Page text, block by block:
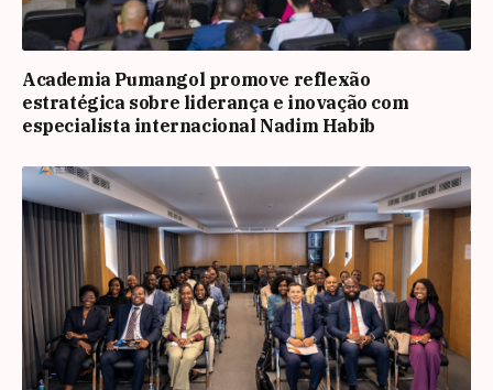
Academia Pumangol promove reflexão
estratégica sobre liderança e inovação com
especialista internacional Nadim Habib